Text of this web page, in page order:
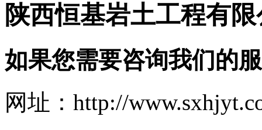
陕西恒基岩土工程有
如果您需要咨询我们的
网址：http://